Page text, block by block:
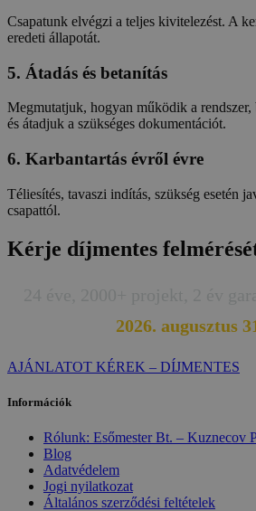
Csapatunk elvégzi a teljes kivitelezést. A
eredeti állapotát.
5. Átadás és betanítás
Megmutatjuk, hogyan működik a
és átadjuk a szükséges dokumentációt.
6. Karbantartás évről évre
Téliesítés, tavaszi indítás, szükség esetén
csapattól.
Kérje díjmentes
2026. augusztus
AJÁNLATOT KÉREK – DÍJMENTES
Információk
Rólunk: Esőmester Bt. – Kuznecov
Blog
Adatvédelem
Jogi nyilatkozat
Általános szerződési feltételek